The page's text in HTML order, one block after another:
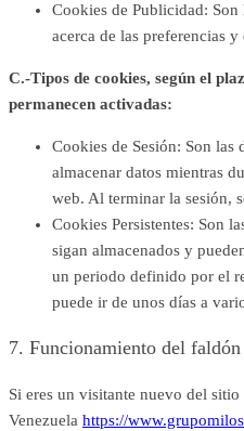
Cookies de Publicidad: Son
acerca de las preferencias
C.-Tipos de cookies, según el
permanecen activadas:
Cookies de Sesión: Son las
almacenar datos mientras
web. Al terminar la sesión,
Cookies Persistentes: Son
sigan almacenados y
un periodo definido por el
puede ir de unos días a
7. Funcionamiento del
Si eres un visitante nuevo del sitio
Venezuela https://